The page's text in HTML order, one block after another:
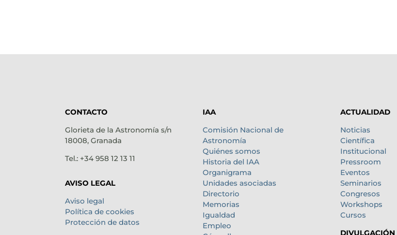
CONTACTO
Glorieta de la Astronomía s/n
18008, Granada
Tel.: +34 958 12 13 11
AVISO LEGAL
Aviso legal
Política de cookies
Protección de datos
IAA
Comisión Nacional de
Astronomía
Quiénes somos
Historia del IAA
Organigrama
Unidades asociadas
Directorio
Memorias
Igualdad
Empleo
ACTUALIDAD
Noticias
Científica
Institucional
Pressroom
Eventos
Seminarios
Congresos
Workshops
Cursos
DIVULGACIÓN